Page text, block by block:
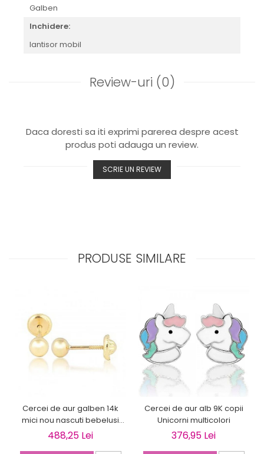
Galben
Inchidere:
lantisor mobil
Review-uri (0)
Daca doresti sa iti exprimi parerea despre acest
produs poti adauga un review.
SCRIE UN REVIEW
PRODUSE SIMILARE
Cercei de aur galben 14k
mici nou nascuti bebelusi
Bilute 4mm
488,25 Lei
Cercei de aur alb 9K copii
Unicorni multicolori
376,95 Lei